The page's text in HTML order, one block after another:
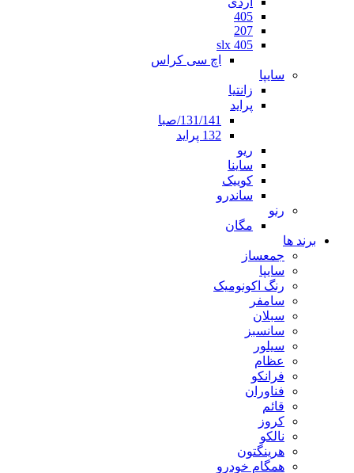
405
207
405 slx
اچ سی کراس
سایپا
زانتیا
پراید
131/141/صبا
132 پراید
ریو
ساینا
کوییک
ساندرو
رنو
مگان
برند ها
جمعساز
سایپا
رنگ اکونومیک
سامفر
سبلان
سانسبز
سیلور
عظام
فرانکو
فناوران
قائم
کروز
نالکو
هرینگتون
همگام خودرو